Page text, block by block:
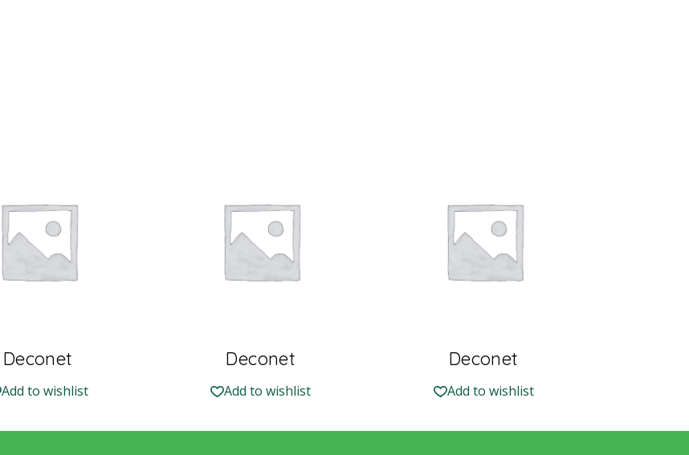
Deconet
Add to wishlist
Deconet
Add to wishlist
Deconet
Add to wishlist